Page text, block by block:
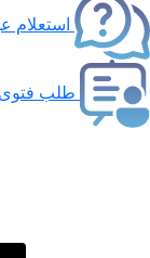
استعلام
طلب فتوى